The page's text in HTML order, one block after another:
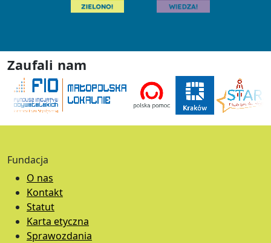
Zaufali nam
Fundacja
O nas
Kontakt
Statut
Karta etyczna
Sprawozdania